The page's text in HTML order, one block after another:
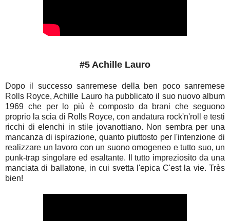
#5 Achille Lauro
Dopo il successo sanremese della ben poco sanremese
Rolls Royce, Achille Lauro ha pubblicato il suo nuovo album
1969 che per lo più è composto da brani che seguono
proprio la scia di Rolls Royce, con andatura rock'n'roll e testi
ricchi di elenchi in stile jovanottiano. Non sembra per una
mancanza di ispirazione, quanto piuttosto per l'intenzione di
realizzare un lavoro con un suono omogeneo e tutto suo, un
punk-trap singolare ed esaltante. Il tutto impreziosito da una
manciata di ballatone, in cui svetta l'epica C'est la vie. Très
bien!